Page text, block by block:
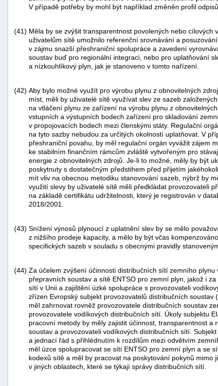
V případě potřeby by mohl být například změněn profil
(41) Měla by se zvýšit transparentnost povolených nebo
uživatelům sítě umožnilo referenční srovnávání a
v zájmu snazší přeshraniční spolupráce a zavedení
soustav buď pro regionální integraci, nebo pro uplatňování
a nízkouhlíkový plyn, jak je stanoveno v tomto nařízení.
(42) Aby bylo možné využít pro výrobu plynu z obnovitelných
míst, měli by uživatelé sítě využívat slev ze sazeb
na vtláčení plynu ze zařízení na výrobu plynu z
vstupních a výstupních bodech zařízení pro skladování
v propojovacích bodech mezi členskými státy. Regulační
na tyto sazby nebudou za určitých okolností uplatňovat. V
přeshraniční povahu, by měl regulační orgán vyvážit zájem
ke stabilním finančním rámcům zvláště vytvořeným pro
energie z obnovitelných zdrojů. Je-li to možné, měly by být
poskytnuty s dostatečným předstihem před přijetím
mít vliv na obecnou metodiku stanovování sazeb, nýbrž by
využití slevy by uživatelé sítě měli předkládat provozovateli
na základě certifikátu udržitelnosti, který je registrován v
2018/2001.
(43) Snížení výnosů plynoucí z uplatnění slev by se mělo
z nižšího prodeje kapacity, a mělo by být včas
specifických sazeb v souladu s obecnými pravidly
(44) Za účelem zvýšení účinnosti distribučních sítí zemního
přepravních soustav a sítě ENTSO pro zemní plyn, jakož i
sítí v Unii a zajištění úzké spolupráce s provozovateli
zřízen Evropský subjekt provozovatelů distribučních soustav
měl zahrnovat rovněž provozovatele distribučních soustav
provozovatele vodíkových distribučních sítí. Úkoly subjektu
pracovní metody by měly zajistit účinnost, transparentnost
soustav a provozovateli vodíkových distribučních sítí.
a jednací řád s přihlédnutím k rozdílům mezi odvětvím
měl úzce spolupracovat se sítí ENTSO pro zemní plyn a se
kodexů sítě a měl by pracovat na poskytování pokynů mimo
v jiných oblastech, které se týkají správy distribučních sítí.